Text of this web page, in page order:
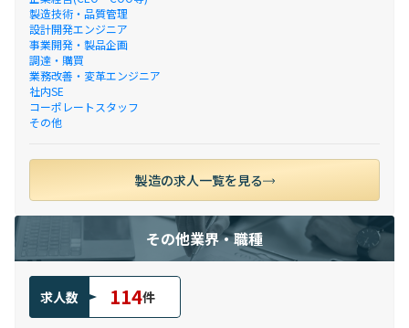
製造技術・品質管理
設計開発エンジニア
事業開発・製品企画
調達・購買
業務改善・変革エンジニア
社内SE
コーポレートスタッフ
その他
製造の求人一覧を見る
その他業界・職種
求人数 114件